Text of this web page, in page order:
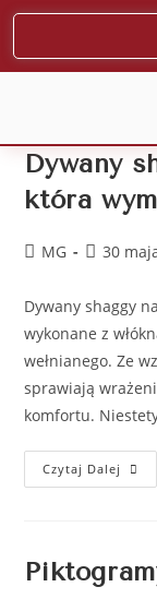
Dywany
która
MG 30
Dywany shaggy
wykonane z
wełnianego. Ze
sprawiają
komfortu.
Czytaj Dalej